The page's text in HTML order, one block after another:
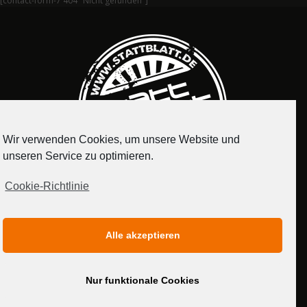
MEDIADATEN
Wir verwenden Cookies, um unsere Website und
unseren Service zu optimieren.
Cookie-Richtlinie
Alle akzeptieren
Nur funktionale Cookies